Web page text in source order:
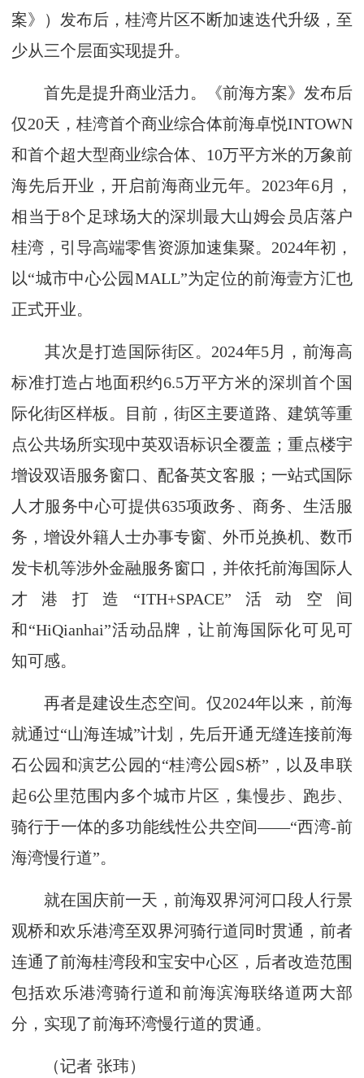
案》）发布后，桂湾片区不断加速迭代升级，至
少从三个层面实现提升。
首先是提升商业活力。《前海方案》发布后
仅20天，桂湾首个商业综合体前海卓悦INTOWN
和首个超大型商业综合体、10万平方米的万象前
海先后开业，开启前海商业元年。2023年6月，
相当于8个足球场大的深圳最大山姆会员店落户
桂湾，引导高端零售资源加速集聚。2024年初，
以“城市中心公园MALL”为定位的前海壹方汇也
正式开业。
其次是打造国际街区。2024年5月，前海高
标准打造占地面积约6.5万平方米的深圳首个国
际化街区样板。目前，街区主要道路、建筑等重
点公共场所实现中英双语标识全覆盖；重点楼宇
增设双语服务窗口、配备英文客服；一站式国际
人才服务中心可提供635项政务、商务、生活服
务，增设外籍人士办事专窗、外币兑换机、数币
发卡机等涉外金融服务窗口，并依托前海国际人
才港打造“ITH+SPACE”活动空间
和“HiQianhai”活动品牌，让前海国际化可见可
知可感。
再者是建设生态空间。仅2024年以来，前海
就通过“山海连城”计划，先后开通无缝连接前海
石公园和演艺公园的“桂湾公园S桥”，以及串联
起6公里范围内多个城市片区，集慢步、跑步、
骑行于一体的多功能线性公共空间——“西湾-前
海湾慢行道”。
就在国庆前一天，前海双界河河口段人行景
观桥和欢乐港湾至双界河骑行道同时贯通，前者
连通了前海桂湾段和宝安中心区，后者改造范围
包括欢乐港湾骑行道和前海滨海联络道两大部
分，实现了前海环湾慢行道的贯通。
（记者 张玮）